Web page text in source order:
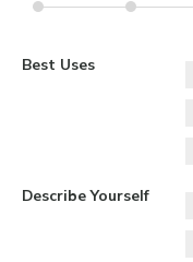
Best Uses
Describe Yourself